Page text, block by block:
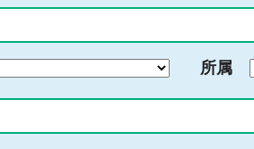
所属